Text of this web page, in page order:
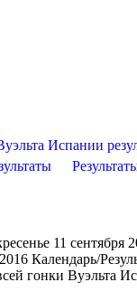
Испании
11 сентября
Календарь/
гонки Вуэльта